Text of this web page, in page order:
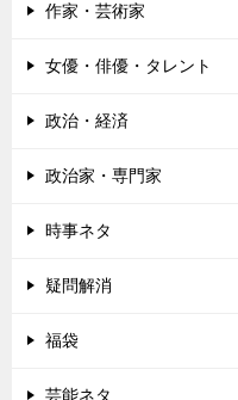
作家・芸術家
女優・俳優・タレント
政治・経済
政治家・専門家
時事ネタ
疑問解消
福袋
芸能ネタ